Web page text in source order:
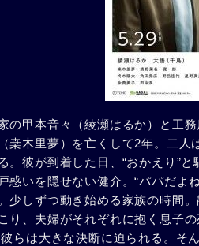
の甲本音々（綾瀬はるか）と工
桒木里夢）を亡くして2年。二人
。彼が到着した日、“おかえり”
惑いを隠せない健介。“パパだよ
少しずつ動き始める家族の時間
り、夫婦がそれぞれに抱く息子
らは大きな決断に迫られる。そ